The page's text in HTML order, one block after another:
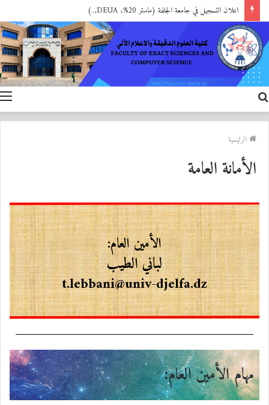
اعلان التسجيل في جامعة الجلفة (ماستر 20%، DEUA,..)
الرئيسية
الأمانة العامة
الأمين العام:
لباني الطيب
t.lebbani@univ-djelfa.dz
مهام الأمين العام: